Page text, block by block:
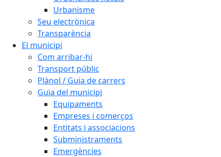
Urbanisme
Seu electrònica
Transparència
El municipi
Com arribar-hi
Transport públic
Plànol / Guia de carrers
Guia del municipi
Equipaments
Empreses i comerços
Entitats i associacions
Subministraments
Emergències